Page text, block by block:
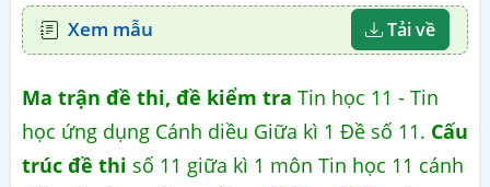
Xem mẫu Tải về
Ma trận đề thi, đề kiểm tra Tin học 11 - Tin
học ứng dụng Cánh diều Giữa kì 1 Đề số 11. Cấu
trúc đề thi số 11 giữa kì 1 môn Tin học 11 cánh